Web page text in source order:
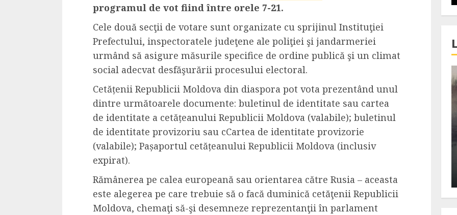
programul de vot fiind între orele 7-21.
Cele două secţii de votare sunt organizate cu sprijinul Instituţiei
Prefectului, inspectoratele judeţene ale poliţiei şi jandarmeriei
urmând să asigure măsurile specifice de ordine publică şi un climat
social adecvat desfăşurării procesului electoral.
Cetățenii Republicii Moldova din diaspora pot vota prezentând unul
dintre următoarele documente: buletinul de identitate sau cartea
de identitate a cetățeanului Republicii Moldova (valabile); buletinul
de identitate provizoriu sau cCartea de identitate provizorie
(valabile); Pașaportul cetățeanului Republicii Moldova (inclusiv
expirat).
Rămânerea pe calea europeană sau orientarea către Rusia – aceasta
este alegerea pe care trebuie să o facă duminică cetăţenii Republicii
Moldova, chemaţi să-şi desemneze reprezentanţii în parlament
La zi
Razboiul din Gaza, scanteia
fatala pentru Orientul
ALEXANDRU S. NOVEMBER 1, 2023
Stiinta
Lumina ar putea contribui
si ea la evaporarea apei in
ALEXANDRU S. DECEMBER 27, 2023